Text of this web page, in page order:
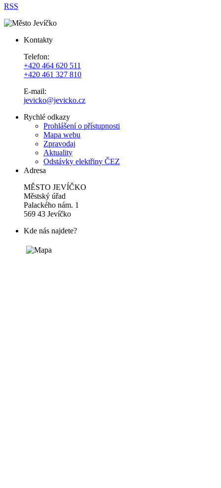
RSS
Kontakty
Telefon:
+420 464 620 511
+420 461 327 810
E-mail:
jevicko@jevicko.cz
Rychlé odkazy
Prohlášení o přístupnosti
Mapa webu
Zpravodaj
Aktuality
Odstávky elektřiny ČEZ
Adresa
MĚSTO JEVÍČKO
Městský úřad
Palackého nám. 1
569 43 Jevíčko
Kde nás najdete?